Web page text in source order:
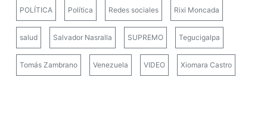
POLÍTICA Política Redes sociales Rixi Moncada
salud Salvador Nasralla SUPREMO Tegucigalpa
Tomás Zambrano Venezuela VIDEO Xiomara Castro